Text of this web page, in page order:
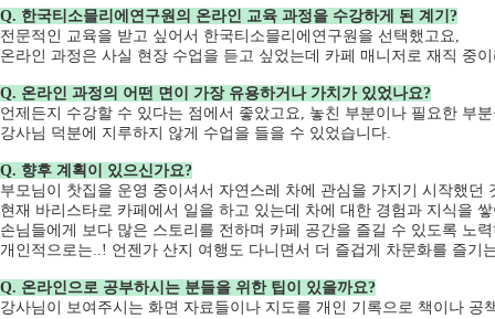
Q. 한국티소믈리에연구원의 온라인 교육 과정을 수강하게 된 계기?
전문적인 교육을 받고 싶어서 한국티소믈리에연구원을 선택했고요,
온라인 과정은 사실 현장 수업을 듣고 싶었는데 카페 매니저로 재직 중
Q. 온라인 과정의 어떤 면이 가장 유용하거나 가치가 있었나요?
언제든지 수강할 수 있다는 점에서 좋았고요, 놓친 부분이나 필요한 부
강사님 덕분에 지루하지 않게 수업을 들을 수 있었습니다.
Q. 향후 계획이 있으신가요?
부모님이 찻집을 운영 중이셔서 자연스레 차에 관심을 가지기 시작했던
현재 바리스타로 카페에서 일을 하고 있는데 차에 대한 경험과 지식을
손님들에게 보다 많은 스토리를 전하며 카페 공간을 즐길 수 있도록 노
개인적으로는..! 언젠가 산지 여행도 다니면서 더 즐겁게 차문화를 즐기
Q. 온라인으로 공부하시는 분들을 위한 팁이 있을까요?
강사님이 보여주시는 화면 자료들이나 지도를 개인 기록으로 책이나